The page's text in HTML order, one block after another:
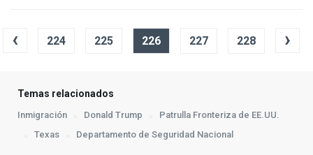
‹ 224 225 226 227 228 ›
Temas relacionados
Inmigración Donald Trump
Patrulla Fronteriza de EE.UU.
Texas
Departamento de Seguridad Nacional